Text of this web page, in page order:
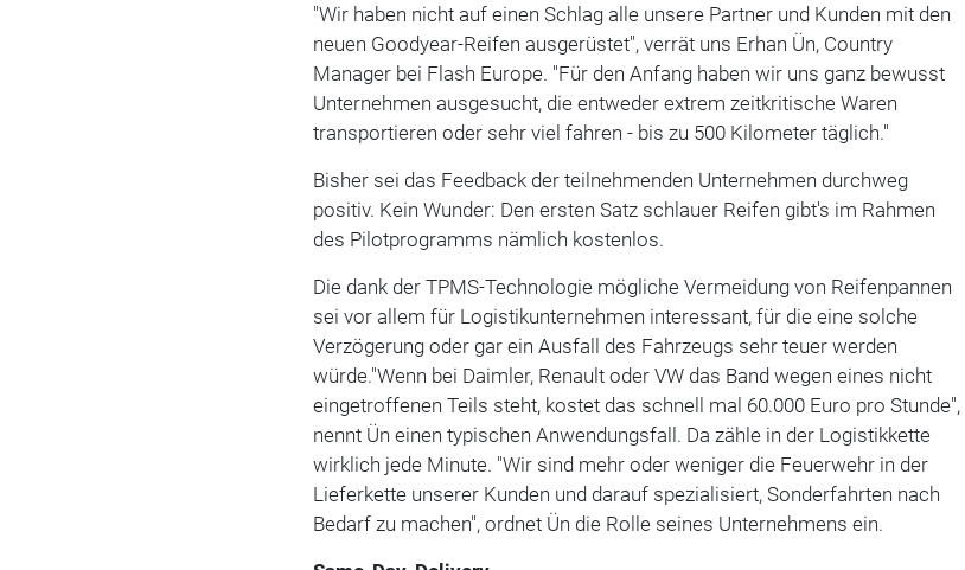
"Wir haben nicht auf einen Schlag alle unsere Partner und Kunden mit den
neuen Goodyear-Reifen ausgerüstet", verrät uns Erhan Ün, Country
Manager bei Flash Europe. "Für den Anfang haben wir uns ganz bewusst
Unternehmen ausgesucht, die entweder extrem zeitkritische Waren
transportieren oder sehr viel fahren - bis zu 500 Kilometer täglich."
Bisher sei das Feedback der teilnehmenden Unternehmen durchweg
positiv. Kein Wunder: Den ersten Satz schlauer Reifen gibt's im Rahmen
des Pilotprogramms nämlich kostenlos.
Die dank der TPMS-Technologie mögliche Vermeidung von Reifenpannen
sei vor allem für Logistikunternehmen interessant, für die eine solche
Verzögerung oder gar ein Ausfall des Fahrzeugs sehr teuer werden
würde."Wenn bei Daimler, Renault oder VW das Band wegen eines nicht
eingetroffenen Teils steht, kostet das schnell mal 60.000 Euro pro Stunde",
nennt Ün einen typischen Anwendungsfall. Da zähle in der Logistikkette
wirklich jede Minute. "Wir sind mehr oder weniger die Feuerwehr in der
Lieferkette unserer Kunden und darauf spezialisiert, Sonderfahrten nach
Bedarf zu machen", ordnet Ün die Rolle seines Unternehmens ein.